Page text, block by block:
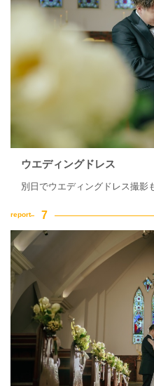
ウエディングドレス
別日でウエディングドレス撮影